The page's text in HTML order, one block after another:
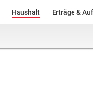
Haushalt Erträge &